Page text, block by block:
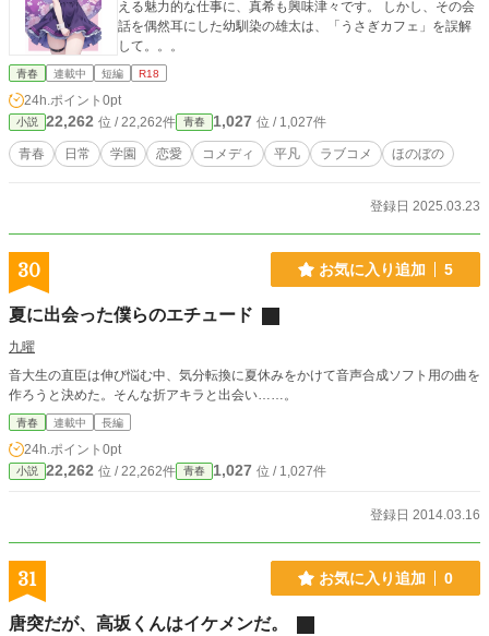
える魅力的な仕事に、真希も興味津々です。​ しかし、その会
話を偶然耳にした幼馴染の雄太は、「うさぎカフェ」を誤解
して。。。
青春 連載中 短編 R18
24h.ポイント 0pt
小説 22,262 位 / 22,262件 青春 1,027 位 / 1,027件
青春 日常 学園 恋愛 コメディ 平凡 ラブコメ ほのぼの
登録日 2025.03.23
30 お気に入り追加 5
夏に出会った僕らのエチュード
九曜
音大生の直臣は伸び悩む中、気分転換に夏休みをかけて音声合成ソフト用の曲を
作ろうと決めた。そんな折アキラと出会い……。
青春 連載中 長編
24h.ポイント 0pt
小説 22,262 位 / 22,262件 青春 1,027 位 / 1,027件
登録日 2014.03.16
31 お気に入り追加 0
唐突だが、高坂くんはイケメンだ。